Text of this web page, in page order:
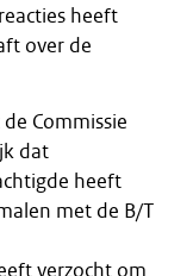
heeft
over de
Commissie
dat
heeft
met de B/T
verzocht om